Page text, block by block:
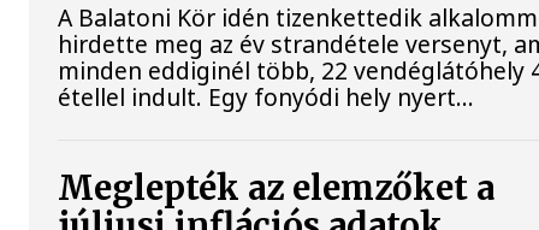
A Balatoni Kör idén tizenkettedik
hirdette meg az év strandétele versenyt,
minden eddiginél több, 22 vendéglátóhely
étellel indult. Egy fonyódi hely nyert...
Meglepték az elemzőket a